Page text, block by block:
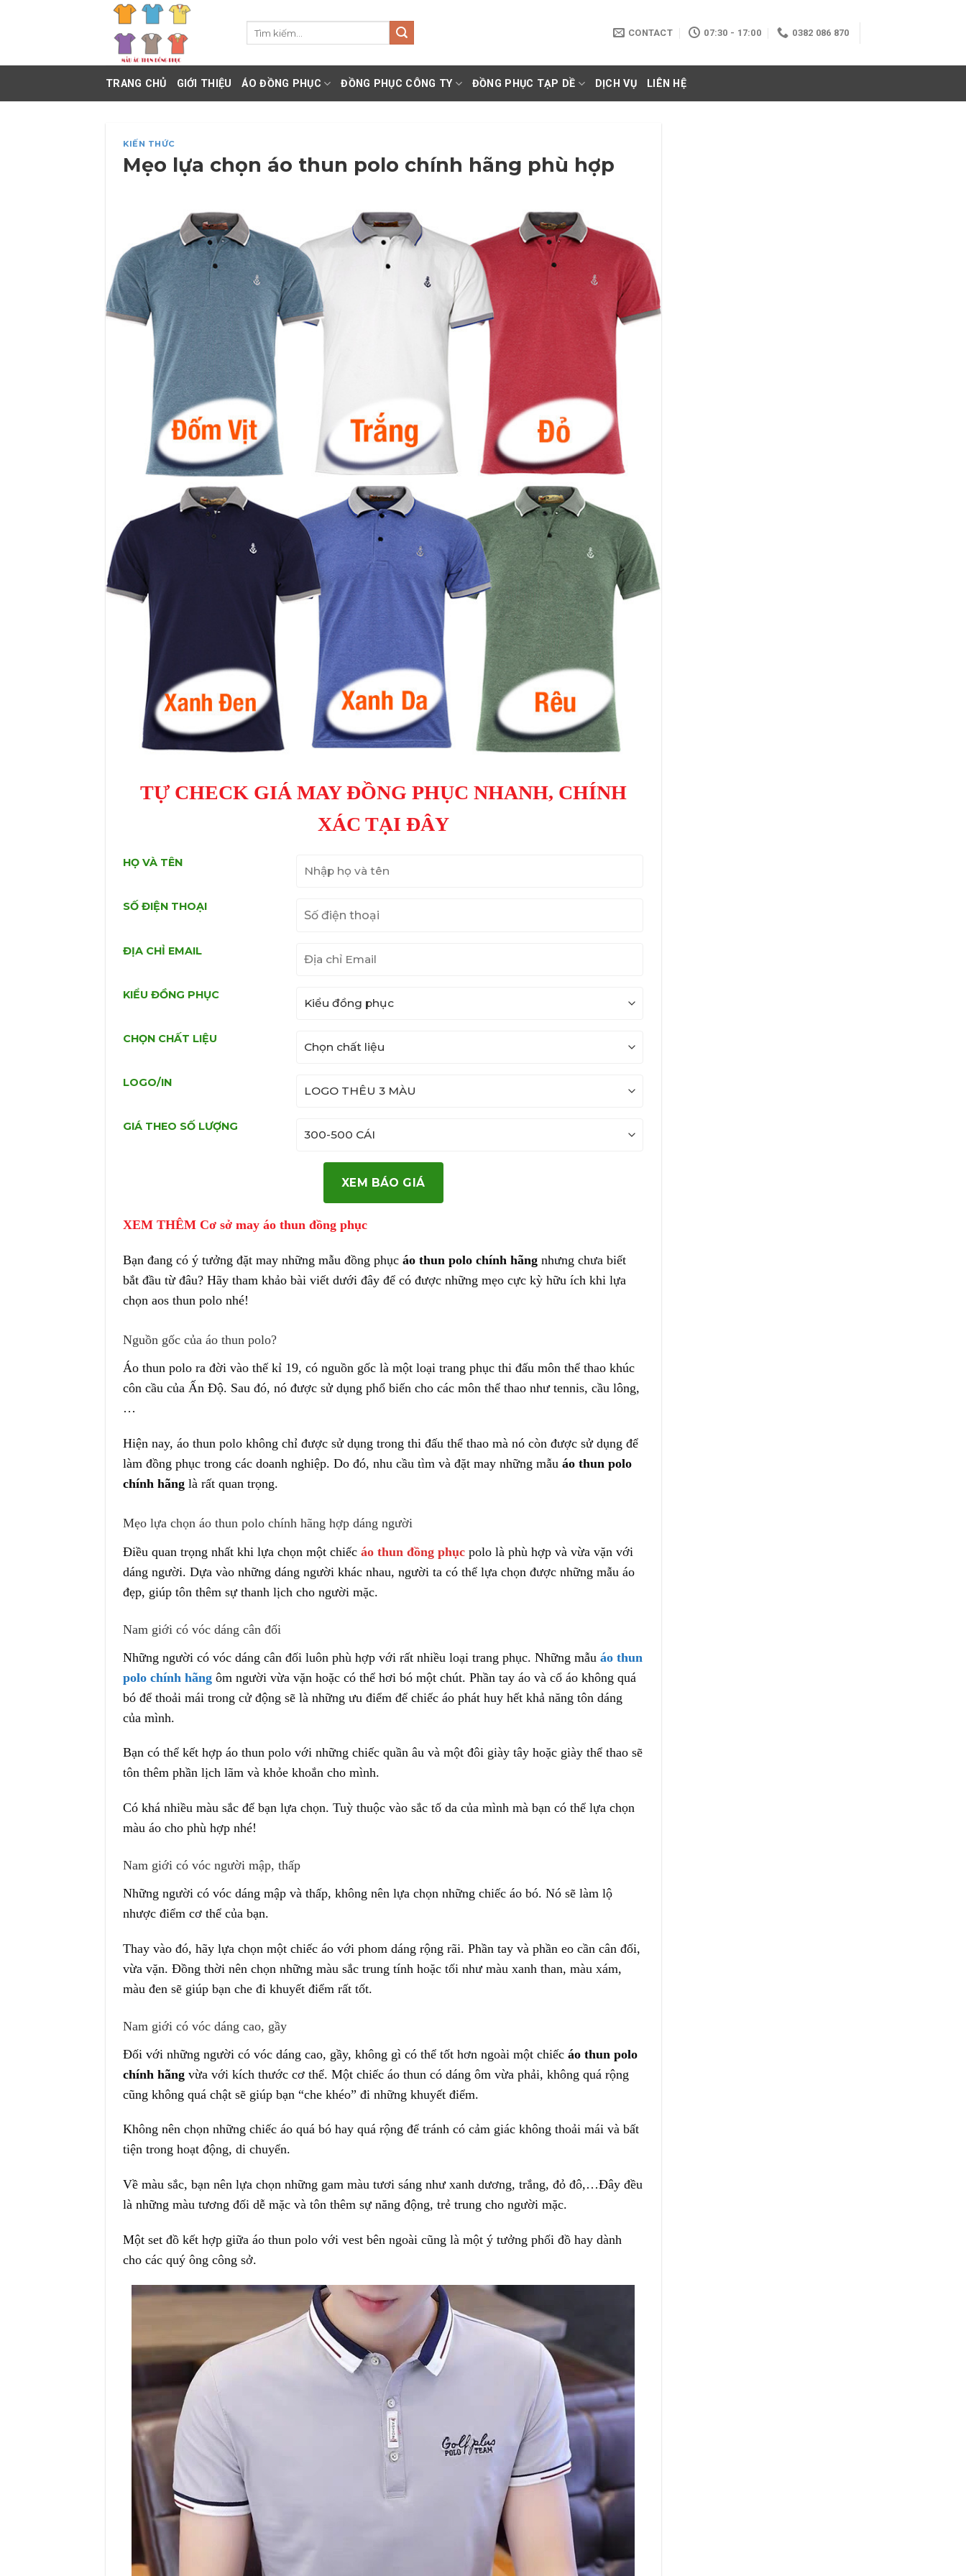
CONTACT 07:30 - 17:00 0382 086 870
TRANG CHỦ GIỚI THIỆU ÁO ĐỒNG PHỤC ĐỒNG PHỤC CÔNG TY ĐỒNG PHỤC TẠP DỀ DỊCH VỤ LIÊN HỆ
KIẾN THỨC
Mẹo lựa chọn áo thun polo chính hãng phù hợp
TỰ CHECK GIÁ MAY ĐỒNG PHỤC NHANH, CHÍNH
XÁC TẠI ĐÂY
HỌ VÀ TÊN
SỐ ĐIỆN THOẠI
ĐỊA CHỈ EMAIL
KIỂU ĐỒNG PHỤC
CHỌN CHẤT LIỆU
LOGO/IN
GIÁ THEO SỐ LƯỢNG
XEM BÁO GIÁ
XEM THÊM Cơ sở may áo thun đồng phục
Bạn đang có ý tưởng đặt may những mẫu đồng phục áo thun polo chính hãng nhưng chưa biết
bắt đầu từ đâu? Hãy tham khảo bài viết dưới đây để có được những mẹo cực kỳ hữu ích khi lựa
chọn aos thun polo nhé!
Nguồn gốc của áo thun polo?
Áo thun polo ra đời vào thế kỉ 19, có nguồn gốc là một loại trang phục thi đấu môn thể thao khúc
côn cầu của Ấn Độ. Sau đó, nó được sử dụng phổ biến cho các môn thể thao như tennis, cầu lông,
…
Hiện nay, áo thun polo không chỉ được sử dụng trong thi đấu thể thao mà nó còn được sử dụng để
làm đồng phục trong các doanh nghiệp. Do đó, nhu cầu tìm và đặt may những mẫu áo thun polo
chính hãng là rất quan trọng.
Mẹo lựa chọn áo thun polo chính hãng hợp dáng người
Điều quan trọng nhất khi lựa chọn một chiếc áo thun đồng phục polo là phù hợp và vừa vặn với
dáng người. Dựa vào những dáng người khác nhau, người ta có thể lựa chọn được những mẫu áo
đẹp, giúp tôn thêm sự thanh lịch cho người mặc.
Nam giới có vóc dáng cân đối
Những người có vóc dáng cân đối luôn phù hợp với rất nhiều loại trang phục. Những mẫu áo thun
polo chính hãng ôm người vừa vặn hoặc có thể hơi bó một chút. Phần tay áo và cổ áo không quá
bó để thoải mái trong cử động sẽ là những ưu điểm để chiếc áo phát huy hết khả năng tôn dáng
của mình.
Bạn có thể kết hợp áo thun polo với những chiếc quần âu và một đôi giày tây hoặc giày thể thao sẽ
tôn thêm phần lịch lãm và khỏe khoắn cho mình.
Có khá nhiều màu sắc để bạn lựa chọn. Tuỳ thuộc vào sắc tố da của mình mà bạn có thể lựa chọn
màu áo cho phù hợp nhé!
Nam giới có vóc người mập, thấp
Những người có vóc dáng mập và thấp, không nên lựa chọn những chiếc áo bó. Nó sẽ làm lộ
nhược điểm cơ thể của bạn.
Thay vào đó, hãy lựa chọn một chiếc áo với phom dáng rộng rãi. Phần tay và phần eo cần cân đối,
vừa vặn. Đồng thời nên chọn những màu sắc trung tính hoặc tối như màu xanh than, màu xám,
màu đen sẽ giúp bạn che đi khuyết điểm rất tốt.
Nam giới có vóc dáng cao, gầy
Đối với những người có vóc dáng cao, gầy, không gì có thể tốt hơn ngoài một chiếc áo thun polo
chính hãng vừa với kích thước cơ thể. Một chiếc áo thun có dáng ôm vừa phải, không quá rộng
cũng không quá chật sẽ giúp bạn “che khéo” đi những khuyết điểm.
Không nên chọn những chiếc áo quá bó hay quá rộng để tránh có cảm giác không thoải mái và bất
tiện trong hoạt động, di chuyển.
Về màu sắc, bạn nên lựa chọn những gam màu tươi sáng như xanh dương, trắng, đỏ đô,…Đây đều
là những màu tương đối dễ mặc và tôn thêm sự năng động, trẻ trung cho người mặc.
Một set đồ kết hợp giữa áo thun polo với vest bên ngoài cũng là một ý tưởng phối đồ hay dành
cho các quý ông công sở.